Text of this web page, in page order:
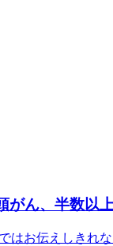
がん、半数以
はお伝えしきれ